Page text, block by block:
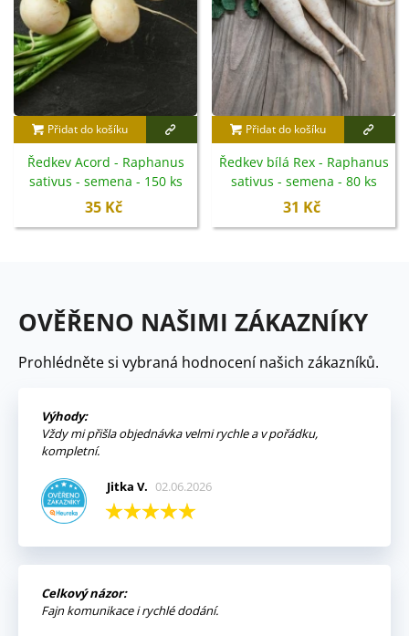
Přidat do košíku
Ředkev Acord - Raphanus
sativus - semena - 150 ks
35 Kč
Přidat do košíku
Ředkev bílá Rex - Raphanus
sativus - semena - 80 ks
31 Kč
OVĚŘENO NAŠIMI ZÁKAZNÍKY
Prohlédněte si vybraná hodnocení našich zákazníků.
Výhody:
Vždy mi přišla objednávka velmi rychle a v pořádku,
kompletní.
Jitka V. 02.06.2026
Celkový názor:
Fajn komunikace i rychlé dodání.